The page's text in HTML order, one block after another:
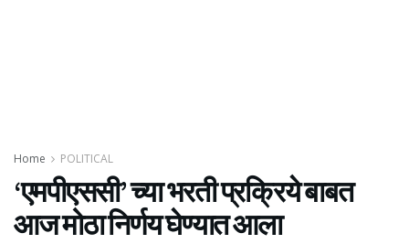
Home POLITICAL
‘एमपीएससी’ च्या भरती प्रक्रिये बाबत
आज मोठा निर्णय घेण्यात आला